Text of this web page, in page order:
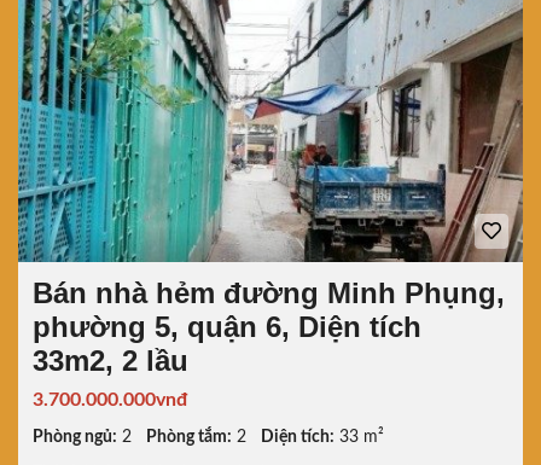
Bán nhà hẻm đường Minh Phụng,
phường 5, quận 6, Diện tích
33m2, 2 lầu
3.700.000.000vnđ
Phòng ngủ: 2 Phòng tắm: 2 Diện tích: 33 m²